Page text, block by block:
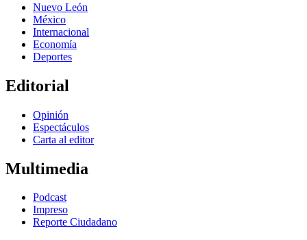
Nuevo León
México
Internacional
Economía
Deportes
Editorial
Opinión
Espectáculos
Carta al editor
Multimedia
Podcast
Impreso
Reporte Ciudadano